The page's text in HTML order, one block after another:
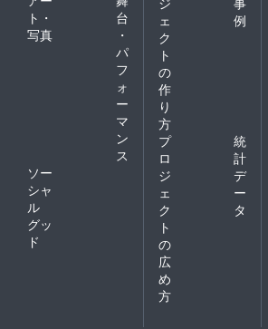
ト・
写真
台
・
パ
フ
ォ
ー
マ
ン
ス
ソー
シャ
ル
グッ
ド
ェ
ク
ト
の
作
り
方
例
プ
ロ
ジ
ェ
ク
ト
の
広
め
方
統
計
デ
ー
タ